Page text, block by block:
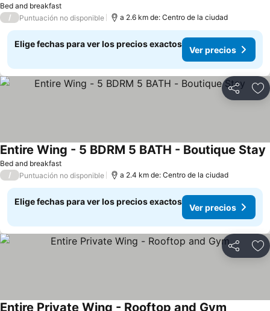
Bed and breakfast
/ Puntuación no disponible a 2.6 km de: Centro de la ciudad
Elige fechas para ver los precios exactos
Ver precios
Compartir
Bed and breakfast
Entire Wing - 5 BDRM 5 BATH - Boutique Stay
/ Puntuación no disponible a 2.4 km de: Centro de la ciudad
Elige fechas para ver los precios exactos
Ver precios
Compartir
Entire Private Wing - Rooftop and Gym